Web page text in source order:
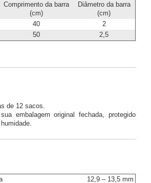
Comprimento da barra
(cm)
Diâmetro da barra
(cm)
40
2
50 2,5
de 12 sacos.
embalagem original fechada, protegido
12,9 – 13,5 mm